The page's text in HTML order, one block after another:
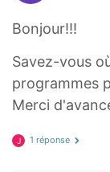
Bonjour!!!
Savez-vous
programmes
Merci
J 1 réponse